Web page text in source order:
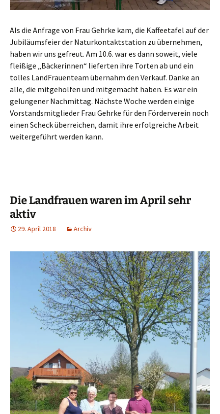
Als die Anfrage von Frau Gehrke kam, die Kaffeetafel auf der
Jubiläumsfeier der Naturkontaktstation zu übernehmen,
haben wir uns gefreut. Am 10.6. war es dann soweit, viele
fleißige „Bäckerinnen“ lieferten ihre Torten ab und ein
tolles LandFrauenteam übernahm den Verkauf. Danke an
alle, die mitgeholfen und mitgemacht haben. Es war ein
gelungener Nachmittag. Nächste Woche werden einige
Vorstandsmitglieder Frau Gehrke für den Förderverein noch
einen Scheck überreichen, damit ihre erfolgreiche Arbeit
weitergeführt werden kann.
Die Landfrauen waren im April sehr
aktiv
29. April 2018 Archiv